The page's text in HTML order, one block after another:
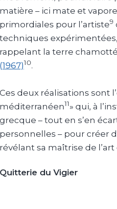
matière – ici mate et
primordiales pour l’artiste9
techniques
rappelant la terre
(1967)10.
Ces deux réalisations sont
méditerranéen11» qui, à
grecque – tout en s’en
personnelles – pour créer
révélant sa maîtrise de
Quitterie du Vigier